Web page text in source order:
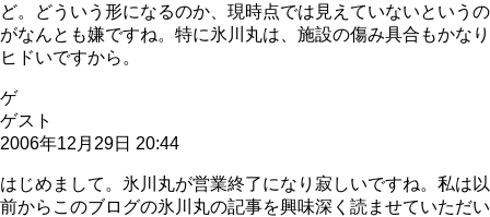
ど。どういう形になるのか、現時点では見えていないというの
がなんとも嫌ですね。特に氷川丸は、施設の傷み具合もかなり
ヒドいですから。
ゲ
ゲスト
2006年12月29日 20:44
はじめまして。氷川丸が営業終了になり寂しいですね。私は以
前からこのブログの氷川丸の記事を興味深く読ませていただい